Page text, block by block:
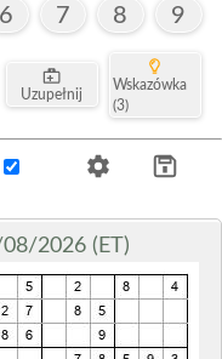
6 7 8 9
Uzupełnij
Wskazówka
(3)
2026 (ET)